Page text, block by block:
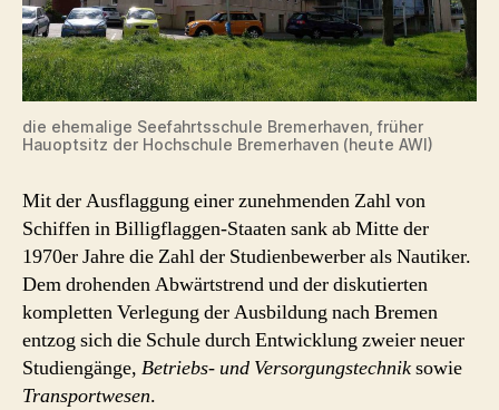
die ehemalige Seefahrtsschule Bremerhaven, früher
Hauoptsitz der Hochschule Bremerhaven (heute AWI)
Mit der Ausflaggung einer zunehmenden Zahl von
Schiffen in Billigflaggen-Staaten sank ab Mitte der
1970er Jahre die Zahl der Studienbewerber als Nautiker.
Dem drohenden Abwärtstrend und der diskutierten
kompletten Verlegung der Ausbildung nach Bremen
entzog sich die Schule durch Entwicklung zweier neuer
Studiengänge, Betriebs- und Versorgungstechniksowie
Transportwesen.